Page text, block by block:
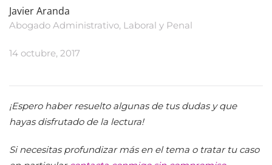
Javier Aranda
Abogado Administrativo, Laboral y Penal
14 octubre, 2017
¡Espero haber resuelto algunas de tus dudas y que
hayas disfrutado de la lectura!
Si necesitas profundizar más en el tema o tratar tu caso